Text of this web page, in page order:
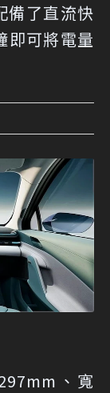
備了直流快
即可將電量
、寬